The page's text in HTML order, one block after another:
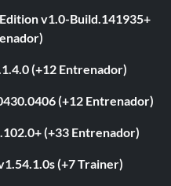
v1.0-Build.141935+
(+12 Entrenador)
(+12 Entrenador)
(+33 Entrenador)
(+7 Trainer)